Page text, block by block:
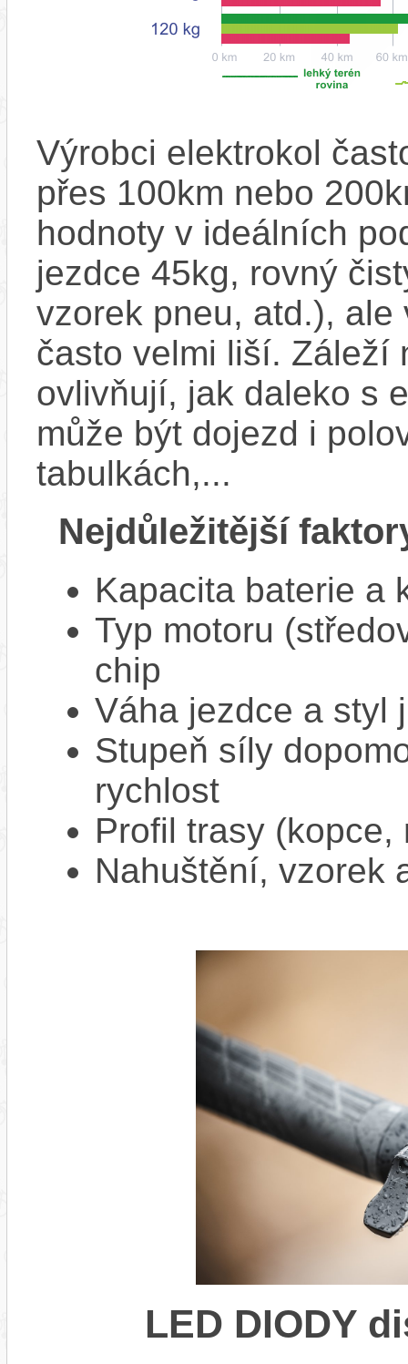
Výrobci elektrokol
přes 100km nebo
hodnoty v ideálních
jezdce 45kg, rovný
vzorek pneu, atd.),
často velmi liší. Záleží
ovlivňují, jak daleko s
může být dojezd i
tabulkách,...
Nejdůležitější
Kapacita baterie a
Typ motoru
chip
Váha jezdce a styl
Stupeň síly
rychlost
Profil trasy
Nahuštění, vzorek
LED DIODY